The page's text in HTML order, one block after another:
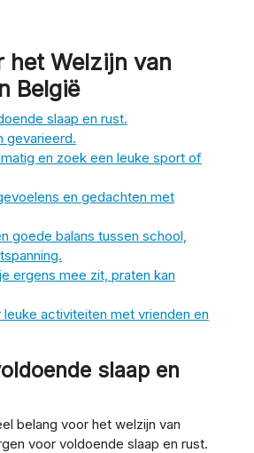
het Welzijn van
België
slaap en rust.
gevarieerd.
en zoek een leuke sport of
en gedachten met
goede balans tussen school,
ergens mee zit, praten kan
leuke activiteiten met vrienden en
slaap en
belang voor het welzijn van
voor voldoende slaap en rust.